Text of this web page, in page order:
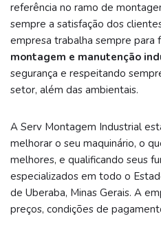
referência no ramo de
sempre a satisfação dos
empresa trabalha sempre para
montagem e manutenção
segurança e respeitando
setor, além das ambientais.
A Serv Montagem Industrial
melhorar o seu maquinário, o
melhores, e qualificando seus
especializados em todo o
de Uberaba, Minas Gerais. A
preços, condições de